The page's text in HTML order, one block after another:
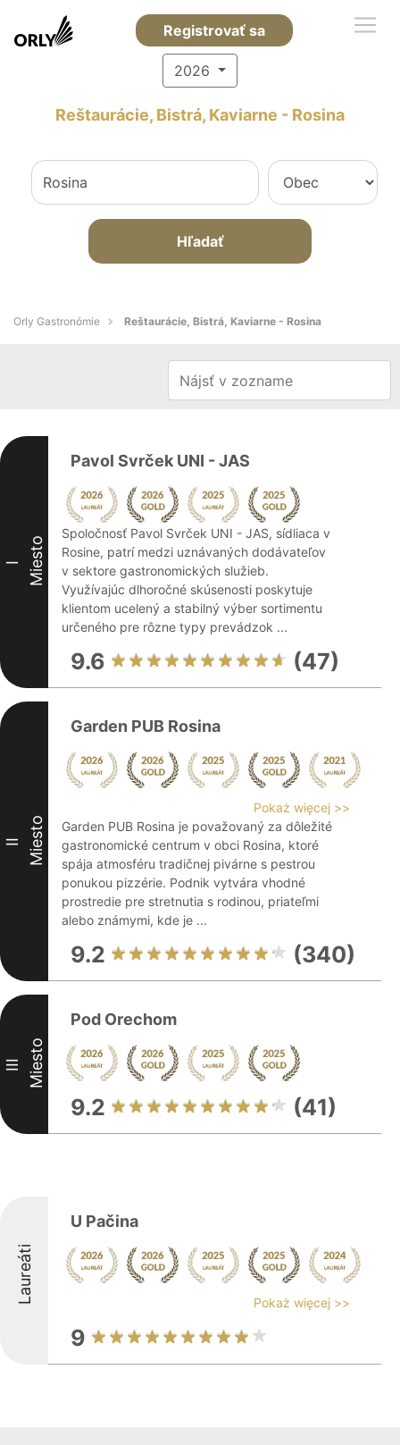
Registrovať sa
2026
Reštaurácie, Bistrá, Kaviarne - Rosina
Hľadať
Orly Gastronómie Reštaurácie, Bistrá, Kaviarne - Rosina
I Miesto
Pavol Svrček UNI - JAS
Spoločnosť Pavol Svrček UNI - JAS, sídliaca v
Rosine, patrí medzi uznávaných dodávateľov
v sektore gastronomických služieb.
Využívajúc dlhoročné skúsenosti poskytuje
klientom ucelený a stabilný výber sortimentu
určeného pre rôzne typy prevádzok ...
9.6 (47)
II Miesto
Garden PUB Rosina
Pokaż więcej >>
Garden PUB Rosina je považovaný za dôležité
gastronomické centrum v obci Rosina, ktoré
spája atmosféru tradičnej pivárne s pestrou
ponukou pizzérie. Podnik vytvára vhodné
prostredie pre stretnutia s rodinou, priateľmi
alebo známymi, kde je ...
9.2 (340)
III Miesto
Pod Orechom
9.2 (41)
Laureáti
U Pačina
Pokaż więcej >>
9